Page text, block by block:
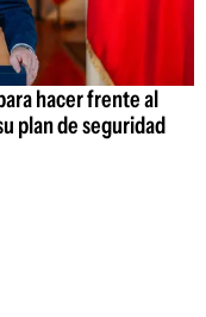
hacer frente al
plan de seguridad